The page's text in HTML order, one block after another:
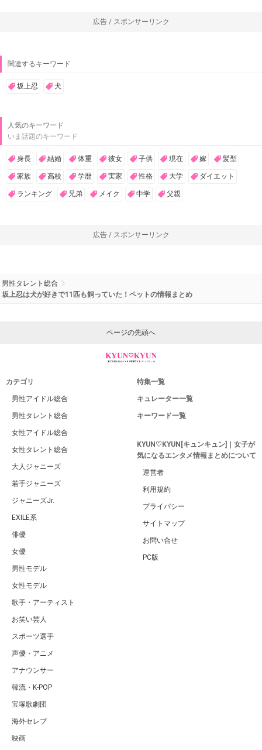
広告 / スポンサーリンク
関連するキーワード
坂上忍 犬
人気のキーワード
いま話題のキーワード
身長 結婚 体重 彼女 子供 現在 嫁 髪型
家族 高校 学歴 実家 性格 大学 ダイエット
ランキング 兄弟 メイク 中学 父親
広告 / スポンサーリンク
男性タレント総合
坂上忍は犬が好きで11匹も飼っていた！ペットの情報まとめ
ページの先頭へ
カテゴリ
男性アイドル総合
男性タレント総合
女性アイドル総合
女性タレント総合
大人ジャニーズ
若手ジャニーズ
ジャニーズJr.
EXILE系
俳優
女優
男性モデル
女性モデル
歌手・アーティスト
お笑い芸人
スポーツ選手
声優・アニメ
アナウンサー
韓流・K-POP
宝塚歌劇団
海外セレブ
映画
特集一覧
キュレーター一覧
キーワード一覧
KYUN♡KYUN[キュンキュン]｜女子が
気になるエンタメ情報まとめについて
運営者
利用規約
プライバシー
サイトマップ
お問い合せ
PC版